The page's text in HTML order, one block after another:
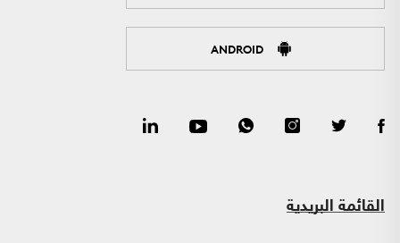
ANDROID
القائمة البريدية